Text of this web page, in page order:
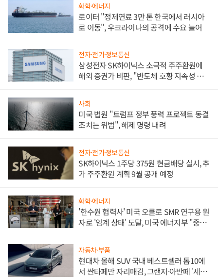
화학·에너지
로이터 "정제연료 3만 톤 한국에서 러시아
로 이동", 우크라이나의 공격에 수요 늘어
전자·전기·정보통신
삼성전자 SK하이닉스 소극적 주주환원에
해외 증권가 비판, "반도체 호황 지속성 의
사회
미국 법원 "트럼프 정부 풍력 프로젝트 동결
조치는 위법", 해제 명령 내려
전자·전기·정보통신
SK하이닉스 1주당 375원 현금배당 실시, 추
가 주주환원 계획 9월 공개 예정
화학·에너지
'한수원 협력사' 미국 오클로 SMR 연구용 원
자로 '임계 상태' 도달, 미국 에너지부 "중요
자동차·부품
현대차 올해 SUV 국내 베스트셀러 톱10에
서 싼타페만 자리매김, 그랜저·아반떼 '세단